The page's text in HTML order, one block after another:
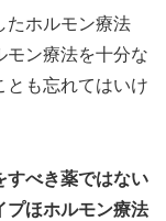
たホルモン療法
モン療法を十分な
とも忘れてはいけ
すべき薬ではない
プほホルモン療法